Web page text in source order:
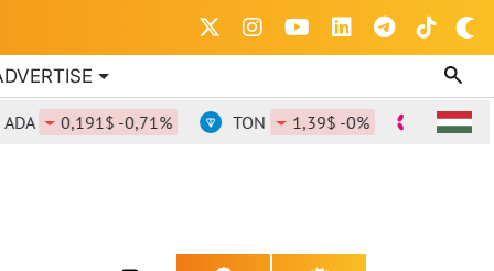
0,191$ -0,71% TON 1,39$ -0% DOT